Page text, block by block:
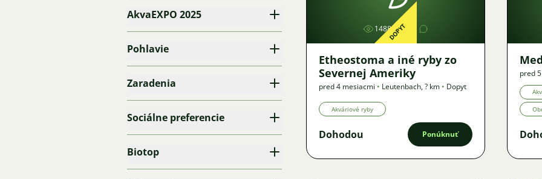
AkvaEXPO 2025
Pohlavie
Zaradenia
Sociálne preferencie
Biotop
1488DOPYT
Etheostoma a iné ryby zo
Severnej Ameriky
pred 4 mesiacmi • Leutenbach,? km • Dopyt
Akváriové ryby
Dohodou Ponúknuť
pred